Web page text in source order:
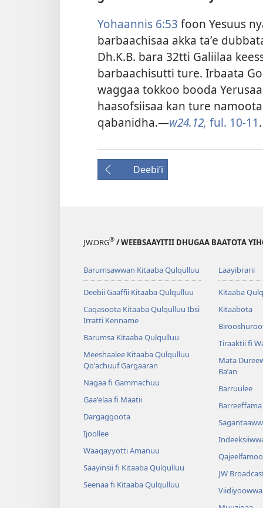
Yohaannis 6:53 foon Yesuus
barbaachisaa akka taʼe
Dh.K.B. bara 32​tti Galiilaa
barbaachisutti ture. Irbaata
waggaa tokkoo booda
haasofsiisaa kan ture
qabanidha.—w24.12, ful. 10-11.
Deebiʼi
JW.ORG® / WEEBSAAYITII DHUGAA BAATOTA
Barumsawwan Kitaaba Qulqulluu
Deebii Gaaffii Kitaaba Qulqulluu
Caqasoota Kitaaba Qulqulluu Ibsi
Irratti Kenname
Barumsa Kitaaba Qulqulluu
Meeshaalee Kitaaba Qulqulluu
Qoʼachuuf Gargaaran
Nagaa fi Gammachuu
Gaaʼelaa fi Maatii
Dargaggoota
Ijoollee
Waaqayyotti Amanuu
Saayinsii fi Kitaaba Qulqulluu
Seenaa fi Kitaaba Qulqulluu
Laayibrarii
Kitaaba
Kitaabota
Tiraaktii fi
Mata
Baʼan
Barruulee
Barreeffama
JW